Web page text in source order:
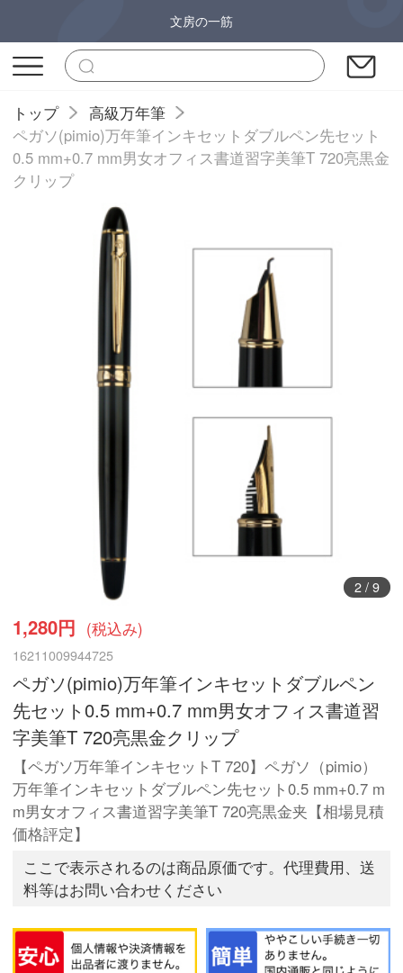
文房の一筋
トップ
高級万年筆
ペガソ(pimio)万年筆インキセットダブルペン先セット
0.5 mm+0.7 mm男女オフィス書道習字美筆T 720亮黒金
クリップ
3/ 9
1,280円 (税込み)
16211009944725
ペガソ(pimio)万年筆インキセットダブルペン
先セット0.5 mm+0.7 mm男女オフィス書道習
字美筆T 720亮黒金クリップ
【ペガソ万年筆インキセットT 720】ペガソ（pimio）
万年筆インキセットダブルペン先セット0.5 mm+0.7 m
m男女オフィス書道習字美筆T 720亮黒金夹【相場見積
価格評定】
ここで表示されるのは商品原価です。代理費用、送
料等はお問い合わせください